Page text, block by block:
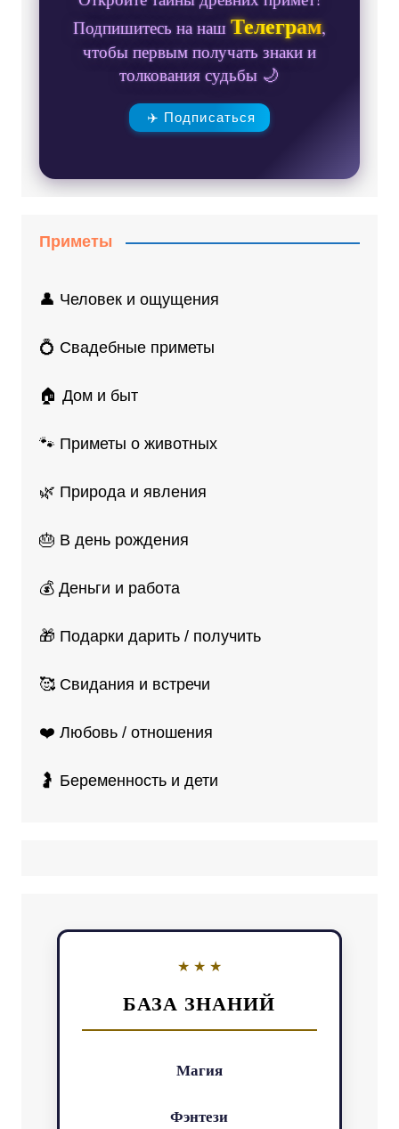
Подпишитесь на нашТелеграм,
чтобы первым получать знаки и
толкования судьбы 🌙
✈️ Подписаться
Приметы
👤 Человек и ощущения
💍 Свадебные приметы
🏠 Дом и быт
🐾 Приметы о животных
🌿 Природа и явления
🎂 В день рождения
💰 Деньги и работа
🎁 Подарки дарить / получить
🥰 Свидания и встречи
❤️ Любовь / отношения
🤰 Беременность и дети
БАЗА ЗНАНИЙ
Магия
Фэнтези